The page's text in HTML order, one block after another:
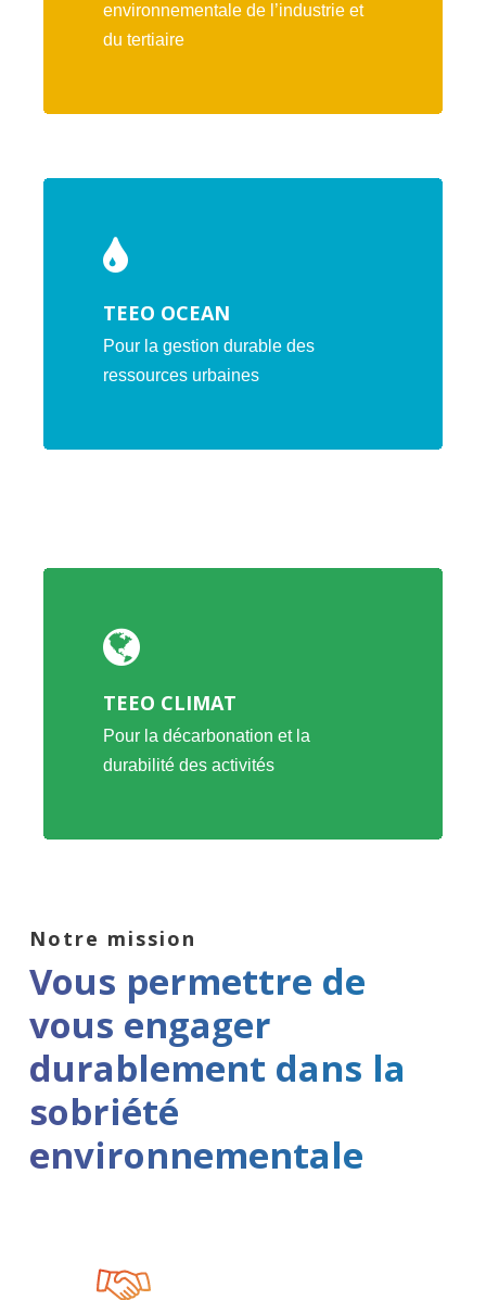
environnementale de l’industrie et
du tertiaire
TEEO OCEAN
Pour la gestion durable des
ressources urbaines
TEEO CLIMAT
Pour la décarbonation et la
durabilité des activités
Notre mission
Vous permettre de
vous engager
durablement dans la
sobriété
environnementale